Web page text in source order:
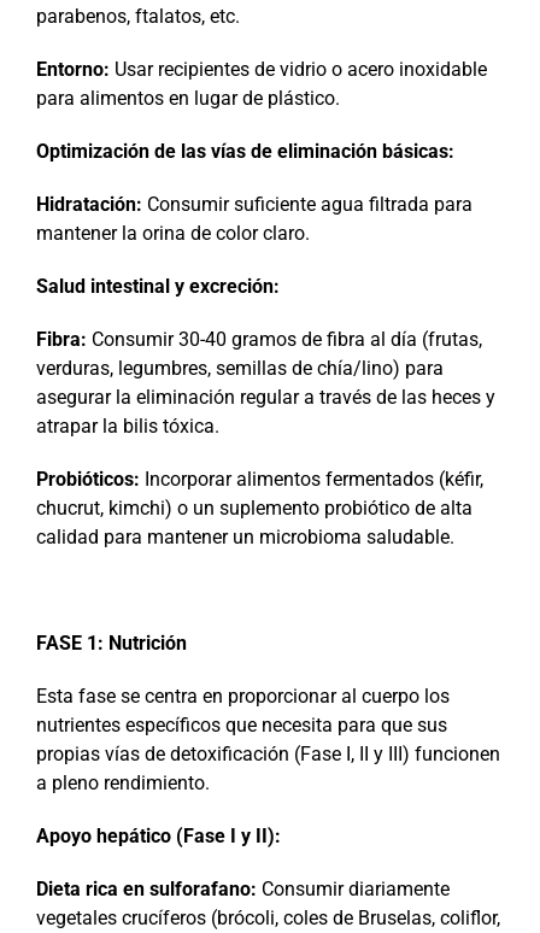
parabenos, ftalatos, etc.
Entorno: Usar recipientes de vidrio o acero inoxidable
para alimentos en lugar de plástico.
Optimización de las vías de eliminación básicas:
Hidratación: Consumir suficiente agua filtrada para
mantener la orina de color claro.
Salud intestinal y excreción:
Fibra: Consumir 30-40 gramos de fibra al día (frutas,
verduras, legumbres, semillas de chía/lino) para
asegurar la eliminación regular a través de las heces y
atrapar la bilis tóxica.
Probióticos: Incorporar alimentos fermentados (kéfir,
chucrut, kimchi) o un suplemento probiótico de alta
calidad para mantener un microbioma saludable.
FASE 1: Nutrición
Esta fase se centra en proporcionar al cuerpo los
nutrientes específicos que necesita para que sus
propias vías de detoxificación (Fase I, II y III) funcionen
a pleno rendimiento.
Apoyo hepático (Fase I y II):
Dieta rica en sulforafano: Consumir diariamente
vegetales crucíferos (brócoli, coles de Bruselas, coliflor,